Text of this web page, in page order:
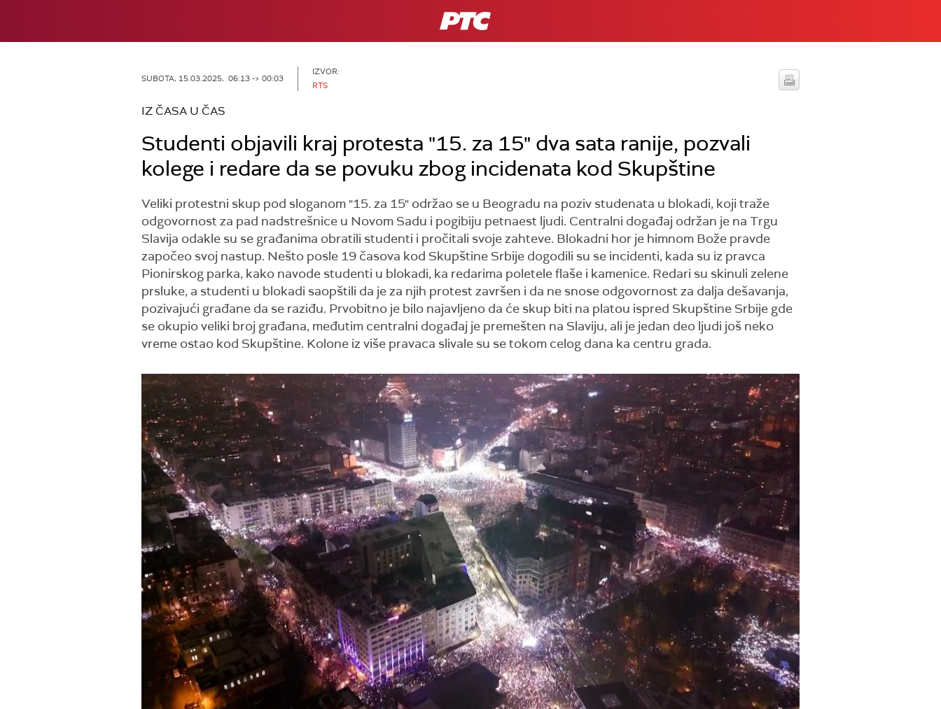
RTS
SUBOTA, 15.03.2025, 06:13 -> 00:03
IZVOR:
RTS
IZ ČASA U ČAS
Studenti objavili kraj protesta "15. za 15" dva sata ranije, pozvali
kolege i redare da se povuku zbog incidenata kod Skupštine
Veliki protestni skup pod sloganom "15. za 15" održao se u Beogradu na poziv studenata u blokadi, koji traže
odgovornost za pad nadstrešnice u Novom Sadu i pogibiju petnaest ljudi. Centralni događaj održan je na Trgu
Slavija odakle su se građanima obratili studenti i pročitali svoje zahteve. Blokadni hor je himnom Bože pravde
započeo svoj nastup. Nešto posle 19 časova kod Skupštine Srbije dogodili su se incidenti, kada su iz pravca
Pionirskog parka, kako navode studenti u blokadi, ka redarima poletele flaše i kamenice. Redari su skinuli zelene
prsluke, a studenti u blokadi saopštili da je za njih protest završen i da ne snose odgovornost za dalja dešavanja,
pozivajući građane da se raziđu. Prvobitno je bilo najavljeno da će skup biti na platou ispred Skupštine Srbije gde
se okupio veliki broj građana, međutim centralni događaj je premešten na Slaviju, ali je jedan deo ljudi još neko
vreme ostao kod Skupštine. Kolone iz više pravaca slivale su se tokom celog dana ka centru grada.